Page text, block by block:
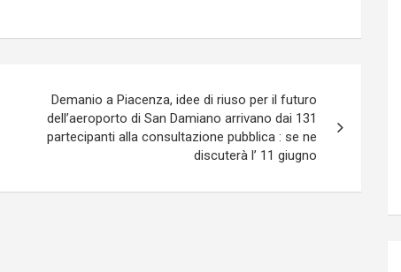
Demanio a Piacenza, idee di riuso per il futuro
dell’aeroporto di San Damiano arrivano dai 131
partecipanti alla consultazione pubblica : se ne
discuterà l’ 11 giugno